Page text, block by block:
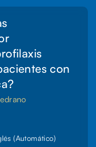
con
(Automático)